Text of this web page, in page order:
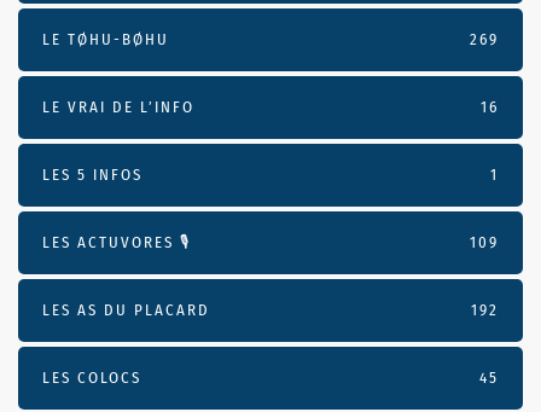
LE TØHU-BØHU 269
LE VRAI DE L’INFO 16
LES 5 INFOS 1
LES ACTUVORES 🎙 109
LES AS DU PLACARD 192
LES COLOCS 45